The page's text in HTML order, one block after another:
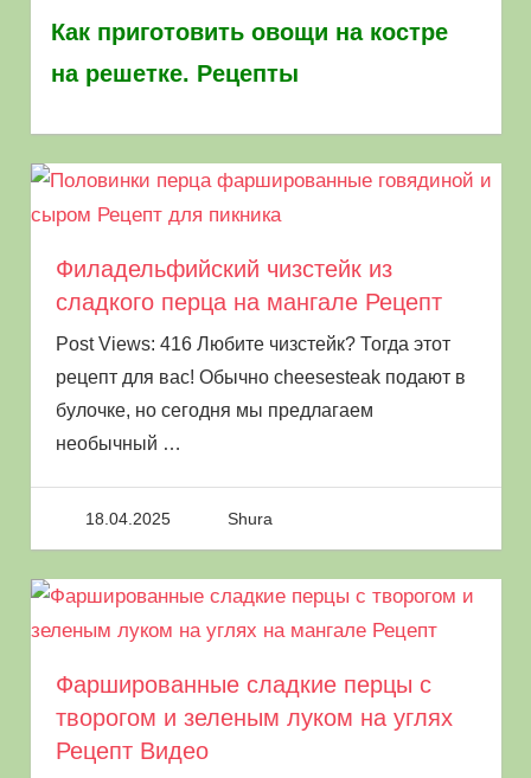
шашлыку или. Эта рубрика сайта
Picnic food
посвящена вопросам как приготовить овощи
window.yaContextCb.push(() => {
Ya.Context.AdvManager.render({ "blockId": "R-
A-8003868-5", "renderTo": "yandex_rtb_R-A-
8003868-5" }) })
Овощи на костре. Что это
такое
Картофель на шампурах
Как приготовить овощи на костре
на решетке. Рецепты
Филадельфийский чизстейк из
сладкого перца на мангале Рецепт
Post Views: 416 Любите чизстейк? Тогда этот
рецепт для вас! Обычно cheesesteak подают в
булочке, но сегодня мы предлагаем
необычный …
18.04.2025 Shura
Фаршированные сладкие перцы с
творогом и зеленым луком на углях
Рецепт Видео